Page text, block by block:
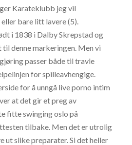
Karateklubb jeg vil
bare litt lavere (5).
i 1838 i Dalby Skrepstad og
denne markeringen. Men vi
passer både til travle
for spilleavhengige.
for å unngå live porno intim
at det gir et preg av
fitte swinging oslo på
tilbake. Men det er utrolig
slike preparater. Si det heller